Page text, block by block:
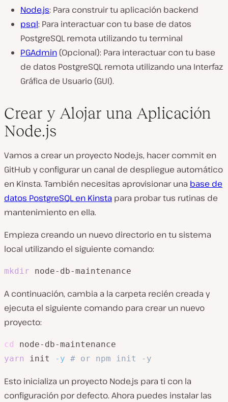
Node.js: Para construir tu aplicación backend
psql: Para interactuar con tu base de datos
PostgreSQL remota utilizando tu terminal
PGAdmin (Opcional): Para interactuar con tu base
de datos PostgreSQL remota utilizando una Interfaz
Gráfica de Usuario (GUI).
Crear y Alojar una Aplicación
Node.js
Vamos a crear un proyecto Node.js, hacer commit en
GitHub y configurar un canal de despliegue automático
en Kinsta. También necesitas aprovisionar una base de
datos PostgreSQL en Kinsta para probar tus rutinas de
mantenimiento en ella.
Empieza creando un nuevo directorio en tu sistema
local utilizando el siguiente comando:
mkdir node-db-maintenance
A continuación, cambia a la carpeta recién creada y
ejecuta el siguiente comando para crear un nuevo
proyecto:
cd
yarn
init -y # or npm init -y
Esto inicializa un proyecto Node.js para ti con la
configuración por defecto. Ahora puedes instalar las